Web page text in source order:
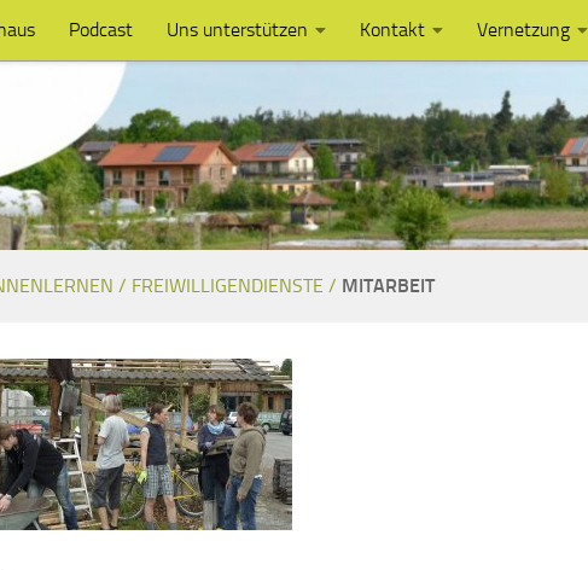
Podcast Uns unterstützen Kontakt Vernetzung
/ FREIWILLIGENDIENSTE / MITARBEIT